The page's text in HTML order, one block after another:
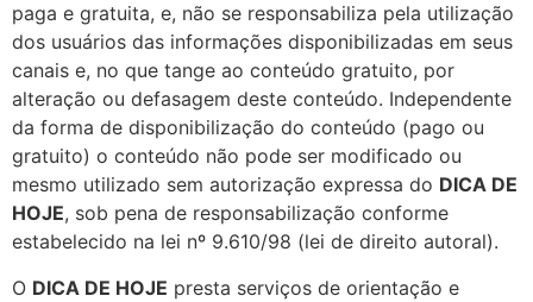
paga e gratuita, e, não se responsabiliza pela utilização
dos usuários das informações disponibilizadas em seus
canais e, no que tange ao conteúdo gratuito, por
alteração ou defasagem deste conteúdo. Independente
da forma de disponibilização do conteúdo (pago ou
gratuito) o conteúdo não pode ser modificado ou
mesmo utilizado sem autorização expressa do DICA DE
HOJE, sob pena de responsabilização conforme
estabelecido na lei nº 9.610/98 (lei de direito autoral).
O DICA DE HOJE presta serviços de orientação e